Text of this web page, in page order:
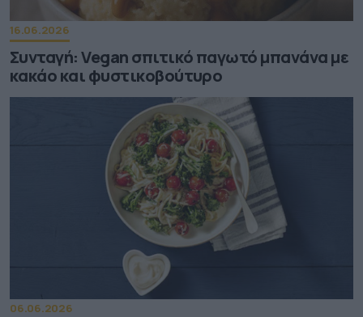
16.06.2026
Συνταγή: Vegan σπιτικό παγωτό μπανάνα με
κακάο και φυστικοβούτυρο
06.06.2026